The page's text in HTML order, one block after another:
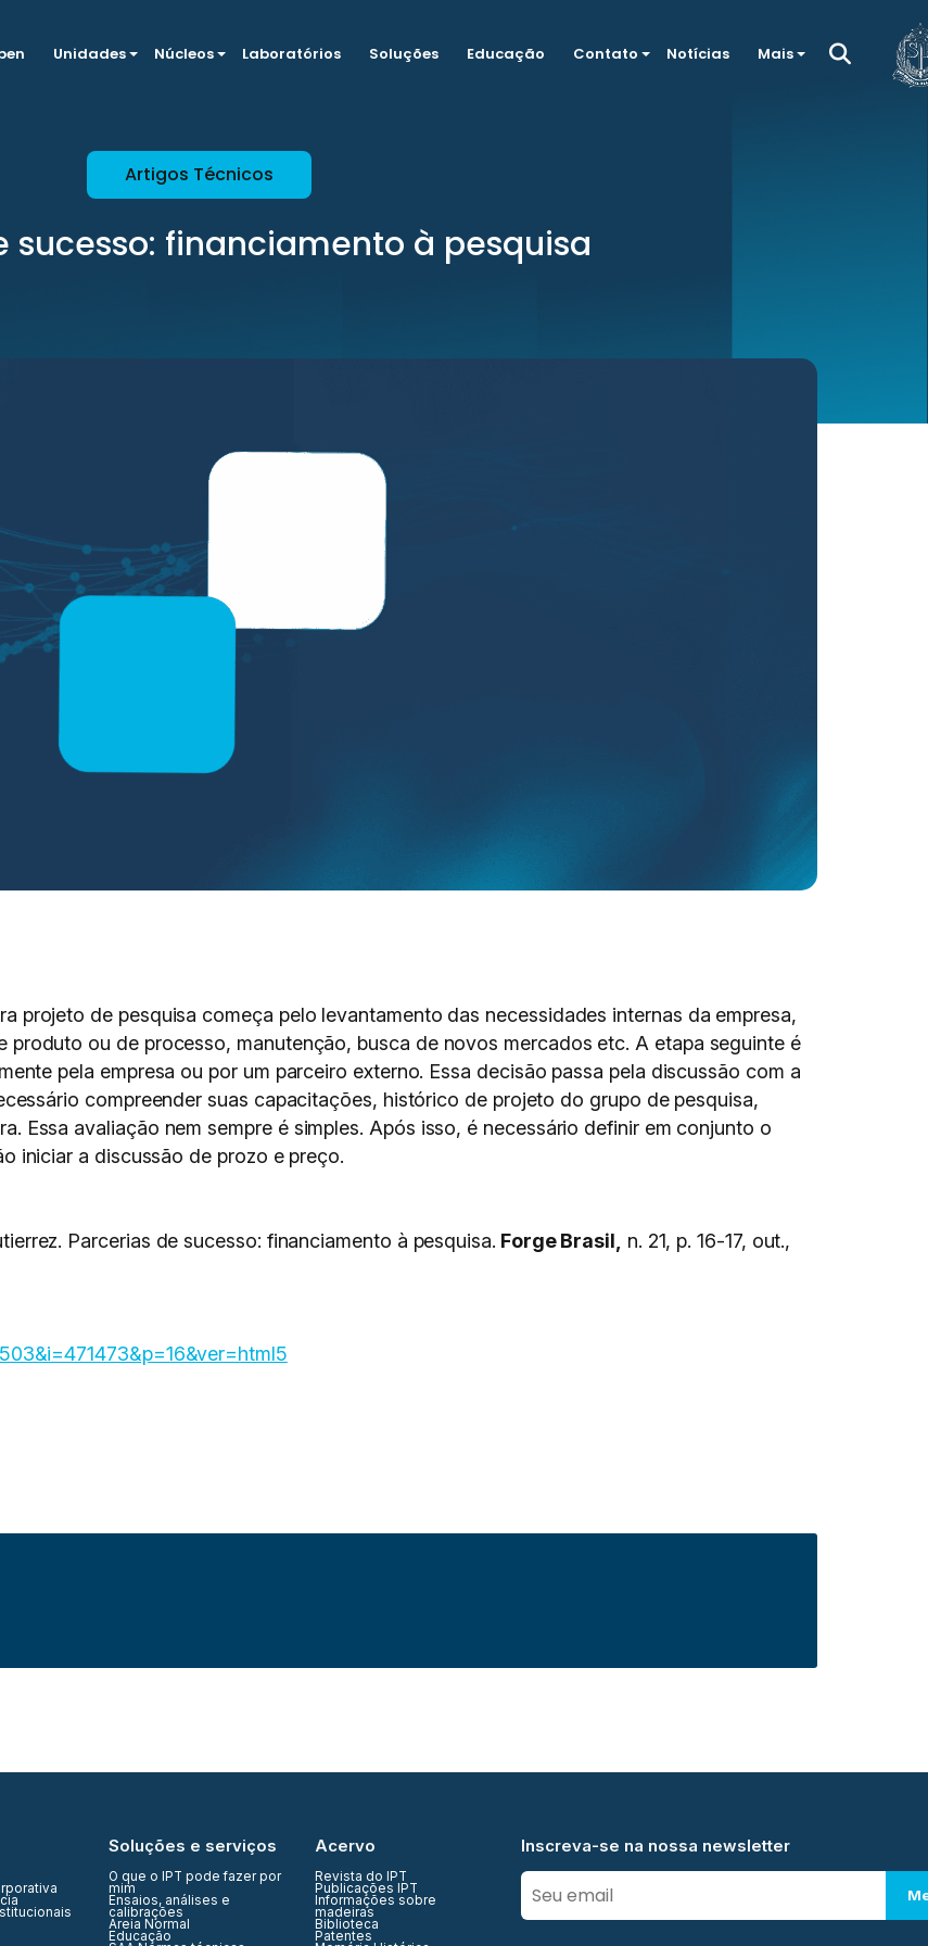
Unidades Núcleos Laboratórios Soluções Educação Contato Notícias Mais
Artigos Técnicos
sucesso: financiamento à pesquisa
projeto de pesquisa começa pelo levantamento das necessidades internas da empresa,
ou de processo, manutenção, busca de novos mercados etc. A etapa seguinte é
pela empresa ou por um parceiro externo. Essa decisão passa pela discussão com a
compreender suas capacitações, histórico de projeto do grupo de pesquisa,
Essa avaliação nem sempre é simples. Após isso, é necessário definir em conjunto o
iniciar a discussão de prozo e preço.
Parcerias de sucesso: financiamento à pesquisa. Forge Brasil,
n. 21, p. 16-17, out.,
Soluções e serviços
O que o IPT pode fazer por
mim
Ensaios, análises e
calibrações
Areia Normal
Educação
Acervo
Revista do IPT
Publicações IPT
Informações sobre
madeiras
Biblioteca
Patentes
Inscreva-se na nossa newsletter